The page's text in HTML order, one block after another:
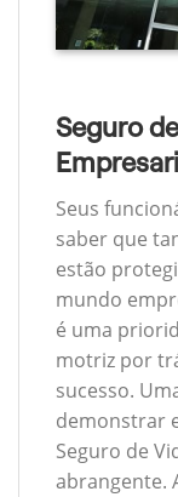
Seguro
Seus
saber que
estão
mundo
é uma
motriz por
sucesso.
demonstrar
Seguro de
abrangente.